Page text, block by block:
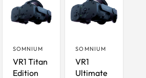
SOMNIUM
VR1 Titan
Edition
High-End-
SOMNIUM
VR1
Ultimate